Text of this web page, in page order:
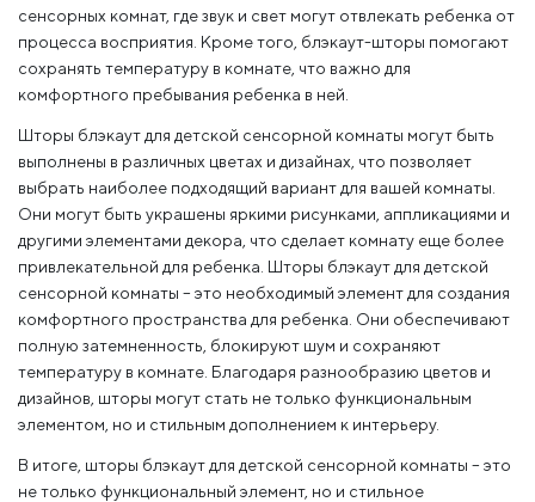
сенсорных комнат, где звук и свет могут отвлекать ребенка от
процесса восприятия. Кроме того, блэкаут-шторы помогают
сохранять температуру в комнате, что важно для
комфортного пребывания ребенка в ней.
Шторы блэкаут для детской сенсорной комнаты могут быть
выполнены в различных цветах и дизайнах, что позволяет
выбрать наиболее подходящий вариант для вашей комнаты.
Они могут быть украшены яркими рисунками, аппликациями и
другими элементами декора, что сделает комнату еще более
привлекательной для ребенка. Шторы блэкаут для детской
сенсорной комнаты – это необходимый элемент для создания
комфортного пространства для ребенка. Они обеспечивают
полную затемненность, блокируют шум и сохраняют
температуру в комнате. Благодаря разнообразию цветов и
дизайнов, шторы могут стать не только функциональным
элементом, но и стильным дополнением к интерьеру.
В итоге, шторы блэкаут для детской сенсорной комнаты – это
не только функциональный элемент, но и стильное